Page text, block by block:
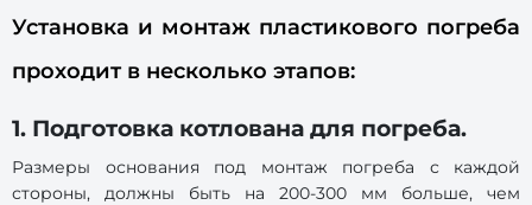
Установка и монтаж пластикового погреба
проходит в несколько этапов:
1. Подготовка котлована для погреба.
Размеры основания под монтаж погреба с каждой
стороны, должны быть на 200-300 мм больше, чем